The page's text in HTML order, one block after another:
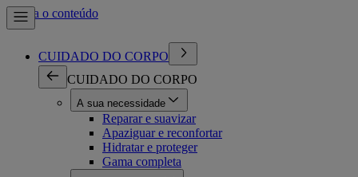
Ir para o conteúdo
CUIDADO DO CORPO
CUIDADO DO CORPO
A sua necessidade
Reparar e suavizar
Apaziguar e reconfortar
Hidratar e proteger
Gama completa